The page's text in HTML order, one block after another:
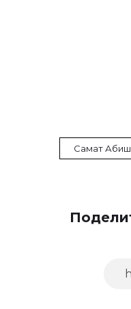
Самат Абиш